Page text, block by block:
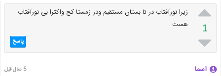

1

زیرا نورآفتاب در تا بستان مستقیم ودر زمستا کج واکثرا بی نورآفتاب
هست
پاسخ
اسما 5 سال قبل